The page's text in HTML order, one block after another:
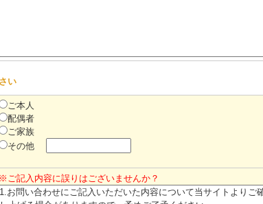
い
ご本人
配偶者
ご家族
その他
※ご記入内容に誤りはございませんか？